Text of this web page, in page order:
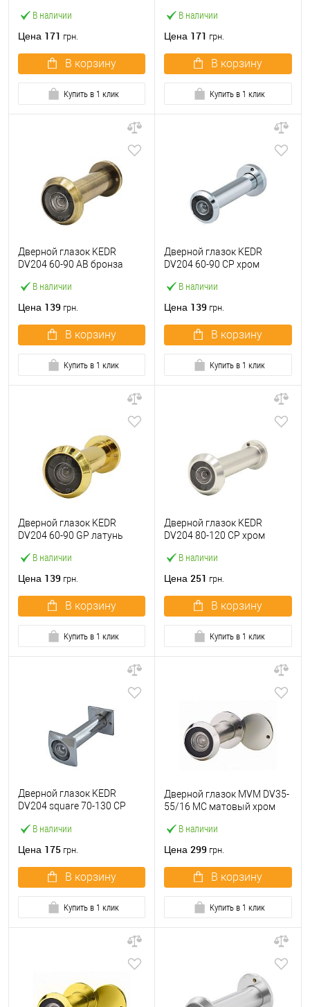
В наличии
Цена 171 грн.
В корзину
Купить в 1 клик
В наличии
Цена 171 грн.
В корзину
Купить в 1 клик
В наличии
Дверной глазок KEDR
DV204 60-90 AB бронза
Цена 139 грн.
В корзину
Купить в 1 клик
В наличии
Дверной глазок KEDR
DV204 60-90 CP хром
Цена 139 грн.
В корзину
Купить в 1 клик
В наличии
Дверной глазок KEDR
DV204 60-90 GP латунь
Цена 139 грн.
В корзину
Купить в 1 клик
В наличии
Дверной глазок KEDR
DV204 80-120 CP хром
Цена 251 грн.
В корзину
Купить в 1 клик
В наличии
Дверной глазок KEDR
DV204 square 70-130 СP
Цена 175 грн.
В корзину
Купить в 1 клик
В наличии
Дверной глазок MVM DV35-
55/16 MC матовый хром
Цена 299 грн.
В корзину
Купить в 1 клик